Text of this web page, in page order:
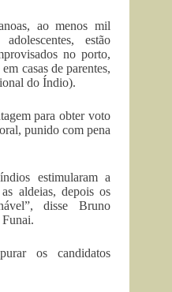
ao menos mil
estão
no porto,
casas de parentes,
do Índio).
para obter voto
punido com pena
estimularam a
aldeias, depois os
disse Bruno
os candidatos